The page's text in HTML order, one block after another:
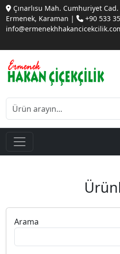
Çınarlısu Mah. Cumhuriyet
Ermenek, Karaman |
+90 533
Arama